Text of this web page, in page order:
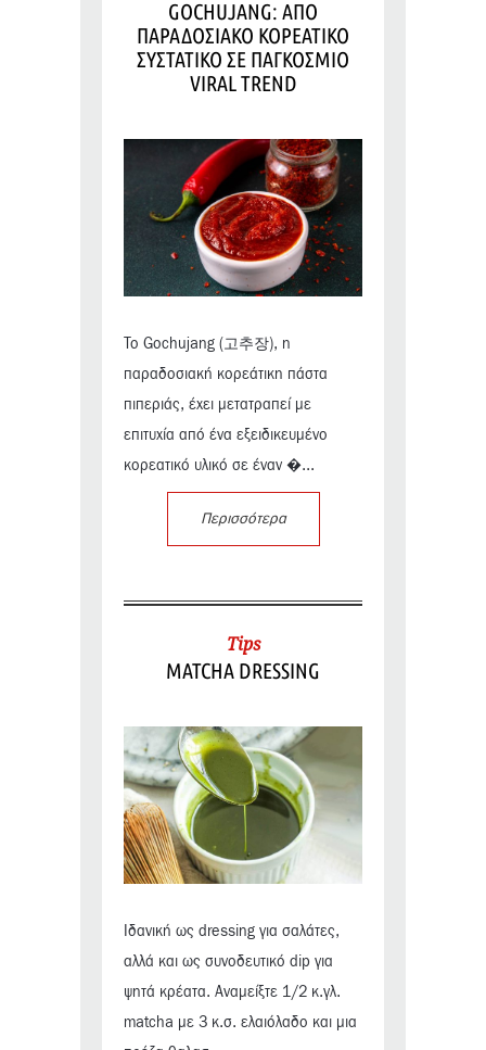
GOCHUJANG: ΑΠΟ
ΠΑΡΑΔΟΣΙΑΚΟ ΚΟΡΕΑΤΙΚΟ
ΣΥΣΤΑΤΙΚΟ ΣΕ ΠΑΓΚΟΣΜΙΟ
VIRAL TREND
Το Gochujang (고추장), η
παραδοσιακή κορεάτικη πάστα
πιπεριάς, έχει μετατραπεί με
επιτυχία από ένα εξειδικευμένο
κορεατικό υλικό σε έναν �...
Περισσότερα
Tips
MATCHA DRESSING
Ιδανική ως dressing για σαλάτες,
αλλά και ως συνοδευτικό dip για
ψητά κρέατα. Αναμείξτε 1/2 κ.γλ.
matcha με 3 κ.σ. ελαιόλαδο και μια